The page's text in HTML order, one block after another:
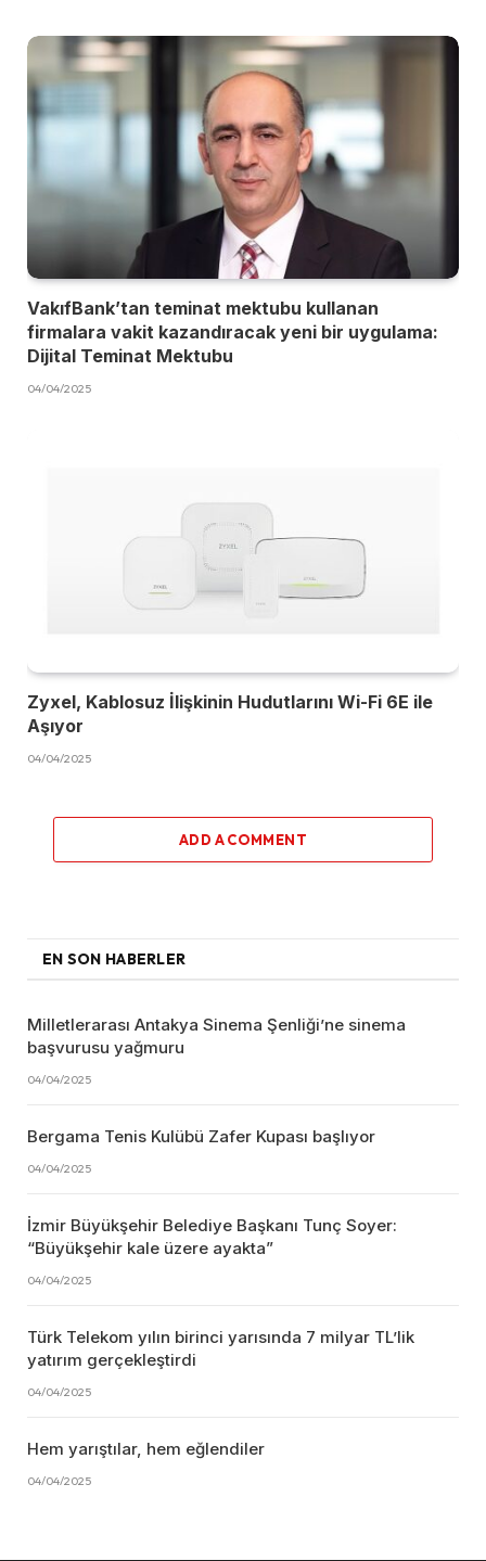
VakıfBank’tan teminat mektubu kullanan
firmalara vakit kazandıracak yeni bir uygulama:
Dijital Teminat Mektubu
04/04/2025
Zyxel, Kablosuz İlişkinin Hudutlarını Wi-Fi 6E ile
Aşıyor
04/04/2025
ADD A COMMENT
EN SON HABERLER
Milletlerarası Antakya Sinema Şenliği’ne sinema
başvurusu yağmuru
04/04/2025
Bergama Tenis Kulübü Zafer Kupası başlıyor
04/04/2025
İzmir Büyükşehir Belediye Başkanı Tunç Soyer:
“Büyükşehir kale üzere ayakta”
04/04/2025
Türk Telekom yılın birinci yarısında 7 milyar TL’lik
yatırım gerçekleştirdi
04/04/2025
Hem yarıştılar, hem eğlendiler
04/04/2025